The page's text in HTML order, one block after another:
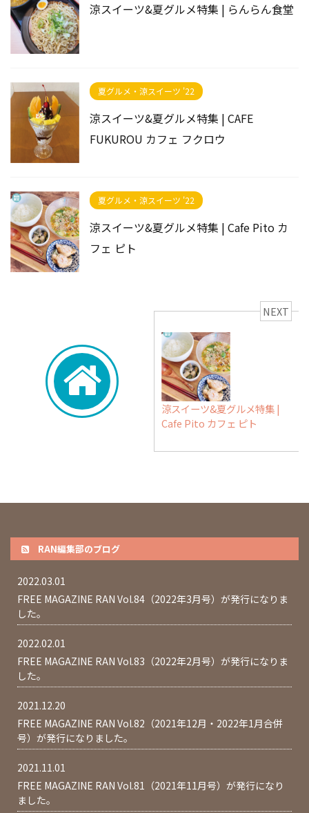
涼スイーツ&夏グルメ特集 | らんらん食堂
夏グルメ・涼スイーツ '22
涼スイーツ&夏グルメ特集 | CAFE
FUKUROU カフェ フクロウ
夏グルメ・涼スイーツ '22
涼スイーツ&夏グルメ特集 | Cafe Pito カ
フェ ピト
NEXT
涼スイーツ&夏グルメ特集 |
Cafe Pito カフェ ピト
RAN編集部のブログ
2022.03.01
FREE MAGAZINE RAN Vol.84（2022年3月号）が発行になりま
した。
2022.02.01
FREE MAGAZINE RAN Vol.83（2022年2月号）が発行になりま
した。
2021.12.20
FREE MAGAZINE RAN Vol.82（2021年12月・2022年1月合併
号）が発行になりました。
2021.11.01
FREE MAGAZINE RAN Vol.81（2021年11月号）が発行になり
ました。